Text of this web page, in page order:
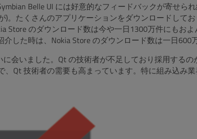
Belle UI には好意的なフィードバックが寄せら
)。たくさんのアプリケーションをダウンロードして
Store のダウンロード数は今や一日1300万件にもお
した時は、Nokia Store のダウンロード数は一日600
会いました。Qt の技術者が不足しており採用する
Qt 技術者の需要も高まっています。特に組み込み業